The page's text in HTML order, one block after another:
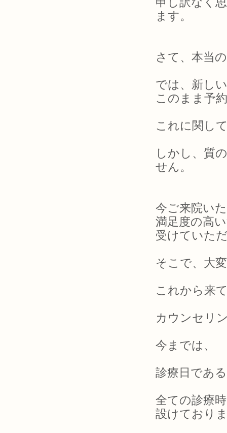
ます。
さて、本当
では、新し
このまま予
これに関し
しかし、質
せん。
今ご来院い
満足度の高
受けていた
そこで、大
これから来
カウンセリ
今までは、
診療日であ
全ての診療
設けており